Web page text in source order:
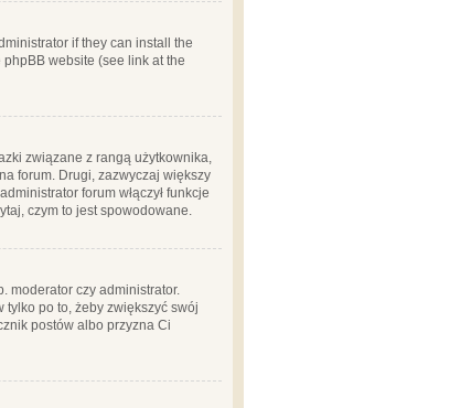
if they can install the
website (see link at the
związane z rangą użytkownika,
forum. Drugi, zazwyczaj większy
forum włączył funkcje
czym to jest spowodowane.
moderator czy administrator.
po to, żeby zwiększyć swój
postów albo przyzna Ci